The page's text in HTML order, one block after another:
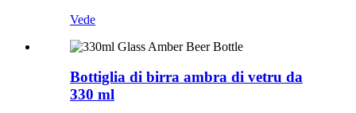
Vede
Bottiglia di birra ambra di vetru da
330 ml